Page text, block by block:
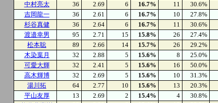
中村亮太
36 2.69 6 16.7% 11
30.6%
吉岡龍一
36 2.61 6 16.7% 10
27.8%
杉谷真健
36 2.64 6 16.7% 11
30.6%
渡邉幸男
95 2.71 15 15.8% 26
27.4%
松本聡
89 2.66 14 15.7% 26
29.2%
木染葉月
32 2.88 5 15.6% 8
25.0%
可愛大輝
32 2.41 5 15.6% 16
50.0%
高木輝博
32 2.69 5 15.6% 10
31.3%
湯川拓
64 2.77 10 15.6% 13
20.3%
平山友厚
13 2.69 2 15.4% 4
30.8%